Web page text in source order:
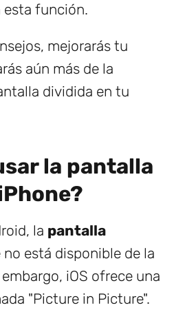
función.
mejorarás tu
aún más de la
dividida en tu
la pantalla
la pantalla
no está disponible de la
iOS ofrece una
"Picture in Picture".